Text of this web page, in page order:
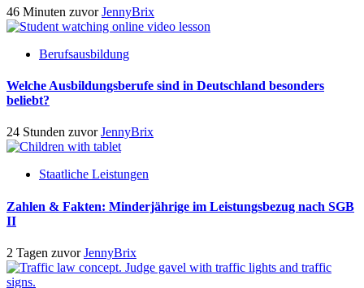
46 Minuten zuvorJennyBrix
Berufsausbildung
Welche Ausbildungsberufe sind in Deutschland besonders
beliebt?
24 Stunden zuvorJennyBrix
Staatliche Leistungen
Zahlen & Fakten: Minderjährige im Leistungsbezug nach SGB
II
2 Tagen zuvorJennyBrix